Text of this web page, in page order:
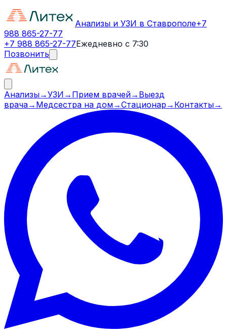
Анализы и УЗИ в Ставрополе+7
988 865-27-77
+7 988 865-27-77Ежедневно с 7:30
Позвонить
Анализы→УЗИ → Прием врачей→ Выезд
врача→ Медсестра на дом→Стационар → Контакты→